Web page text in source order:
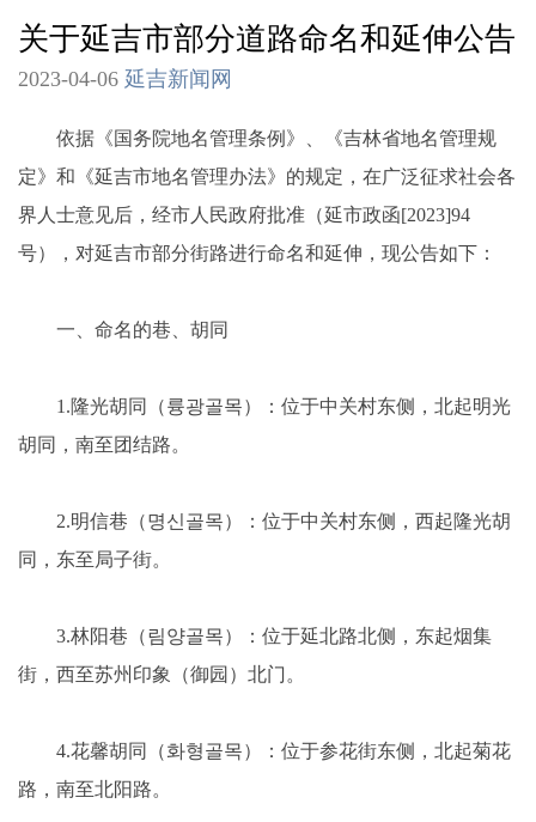
关于延吉市部分道路命名和延伸公告
2023-04-06 延吉新闻网
依据《国务院地名管理条例》、《吉林省地名管理规
定》和《延吉市地名管理办法》的规定，在广泛征求社会各
界人士意见后，经市人民政府批准（延市政函[2023]94
号），对延吉市部分街路进行命名和延伸，现公告如下：
一、命名的巷、胡同
1.隆光胡同（륭광골목）：位于中关村东侧，北起明光
胡同，南至团结路。
2.明信巷（명신골목）：位于中关村东侧，西起隆光胡
同，东至局子街。
3.林阳巷（림양골목）：位于延北路北侧，东起烟集
街，西至苏州印象（御园）北门。
4.花馨胡同（화형골목）：位于参花街东侧，北起菊花
路，南至北阳路。